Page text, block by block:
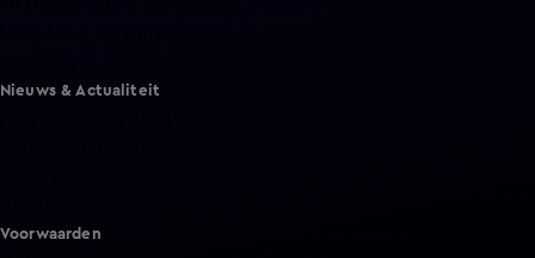
Nieuws & Actualiteit
Voorwaarden